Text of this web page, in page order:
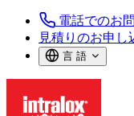
電話でのお
見積りのお申し
言 語